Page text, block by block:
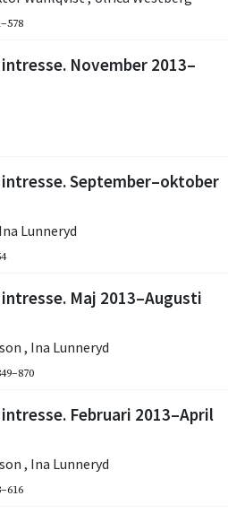
November 2013–
September–oktober
Ina Lunneryd
Maj 2013–Augusti
, Ina Lunneryd
Februari 2013–April
, Ina Lunneryd